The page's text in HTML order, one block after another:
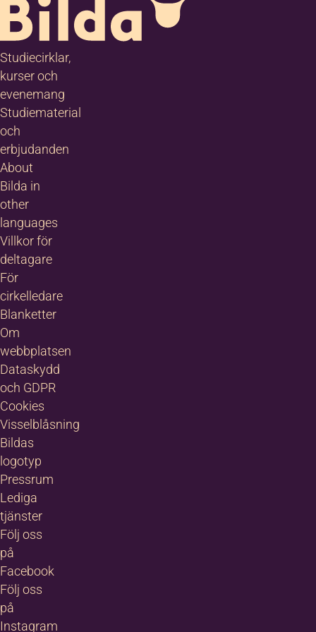
Studiecirklar,
kurser och
evenemang
Studiematerial
och
erbjudanden
About
Bilda in
other
languages
Villkor för
deltagare
För
cirkelledare
Blanketter
Om
webbplatsen
Dataskydd
och GDPR
Cookies
Visselblåsning
Bildas
logotyp
Pressrum
Lediga
tjänster
Följ oss
på
Facebook
Följ oss
på
Instagram